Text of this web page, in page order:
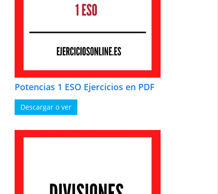
Potencias 1 ESO Ejercicios en PDF
Descargar o ver